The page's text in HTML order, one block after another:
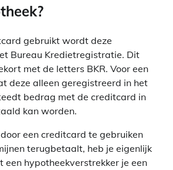
gebruikt wordt deze
Bureau Kredietregistratie. Dit
met de letters BKR. Voor een
deze alleen geregistreerd in het
bedrag met de creditcard in
kan worden.
een creditcard te gebruiken
terugbetaalt, heb je eigenlijk
een hypotheekverstrekker je een